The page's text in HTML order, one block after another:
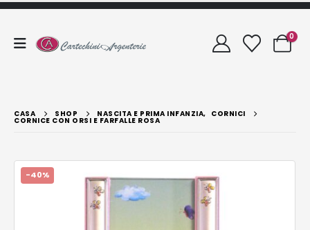
0
CASA SHOP NASCITA E PRIMA INFANZIA, CORNICI
CORNICE CON ORSI E FARFALLE ROSA
-40%